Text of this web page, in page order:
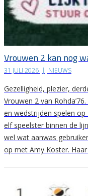
Vrouwen 2 kan nog
31 JULI 2026 | NIEUWS
Gezelligheid, plezier,
Vrouwen 2 van
en wedstrijden spelen
elf speelster binnen de
wel wat aanwas
op met Amy Koster.